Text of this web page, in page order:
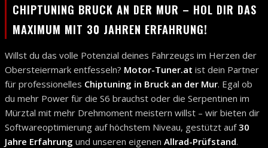
CHIPTUNING BRUCK AN DER MUR – HOL DIR DAS
MAXIMUM MIT 30 JAHREN ERFAHRUNG!
Willst du das volle Potenzial deines Fahrzeugs im Herzen der
Obersteiermark entfesseln? Motor-Tuner.at ist dein Partner
für professionelles Chiptuning in Bruck an der Mur. Egal ob
du mehr Power für die S6 brauchst oder die Serpentinen im
Mürztal mit mehr Drehmoment meistern willst – wir bieten dir
Softwareoptimierung auf höchstem Niveau, gestützt auf30
Jahre Erfahrung und unseren eigenen Allrad-Prüfstand.